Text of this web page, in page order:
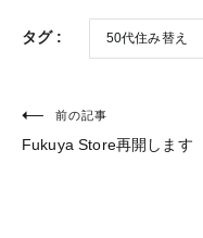
タグ : 50代住み替え
投
稿
前の記事
Fukuya Store再開します